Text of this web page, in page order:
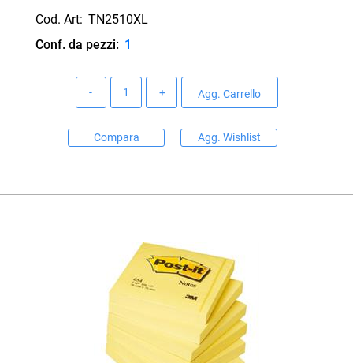
Cod. Art: TN2510XL
Conf. da pezzi: 1
Agg. Carrello
Compara Agg. Wishlist